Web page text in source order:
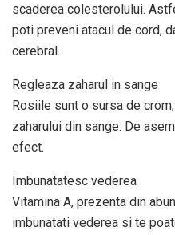
scaderea colesterolului.
poti preveni atacul de cord,
cerebral.
Regleaza zaharul in sange
Rosiile sunt o sursa de
zaharului din sange. De
efect.
Imbunatatesc vederea
Vitamina A, prezenta din
imbunatati vederea si te